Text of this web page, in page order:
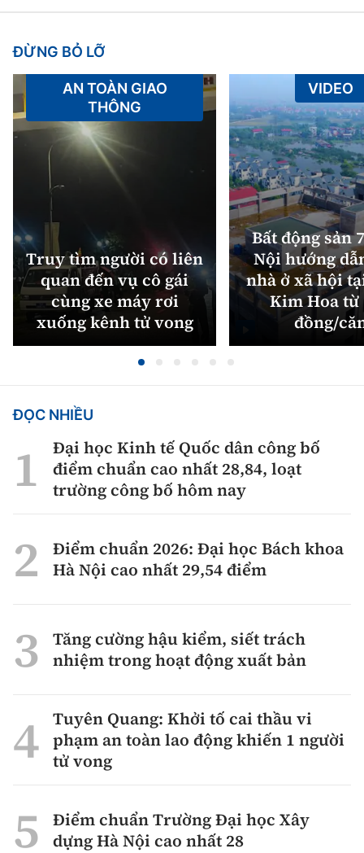
ĐỪNG BỎ LỠ
Truy tìm người có liên
quan đến vụ cô gái
cùng xe máy rơi
xuống kênh tử vong
AN TOÀN GIAO
THÔNG
Bất động sản
Nội hướng
nhà ở xã hội
Kim Hoa từ
đồng/
VIDEO
ĐỌC NHIỀU
Đại học Kinh tế Quốc dân công bố
điểm chuẩn cao nhất 28,84, loạt
trường công bố hôm nay
Điểm chuẩn 2026: Đại học Bách khoa
Hà Nội cao nhất 29,54 điểm
Tăng cường hậu kiểm, siết trách
nhiệm trong hoạt động xuất bản
Tuyên Quang: Khởi tố cai thầu vi
phạm an toàn lao động khiến 1 người
tử vong
Điểm chuẩn Trường Đại học Xây
dựng Hà Nội cao nhất 28